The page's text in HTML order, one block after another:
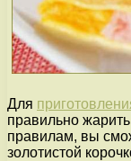
Для
правильно
правилам, вы
золотистой